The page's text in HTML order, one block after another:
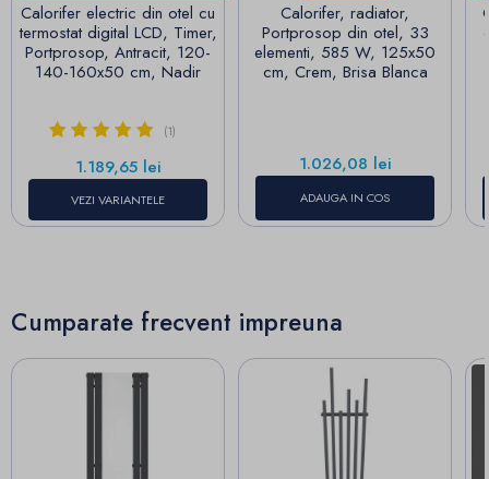
Calorifer electric din otel cu
termostat digital LCD, Timer,
Portprosop, Antracit, 120-
140-160x50 cm, Nadir
(1)
Pret
1.189,65 lei
VEZI VARIANTELE
Calorifer, radiator,
Portprosop din otel, 33
elementi, 585 W, 125x50
cm, Crem, Brisa Blanca
Pret
1.026,08 lei
ADAUGA IN COS
Cumparate frecvent impreuna